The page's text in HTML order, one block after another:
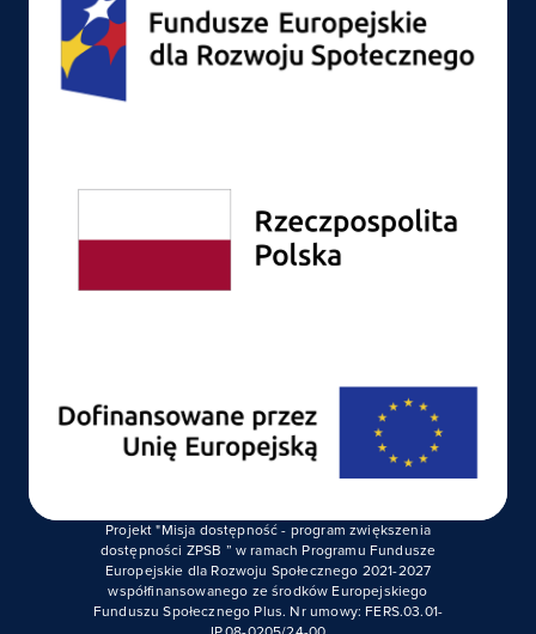
Projekt "Misja dostępność - program zwiększenia
dostępności ZPSB ” w ramach Programu Fundusze
Europejskie dla Rozwoju Społecznego 2021-2027
współfinansowanego ze środków Europejskiego
Funduszu Społecznego Plus. Nr umowy: FERS.03.01-